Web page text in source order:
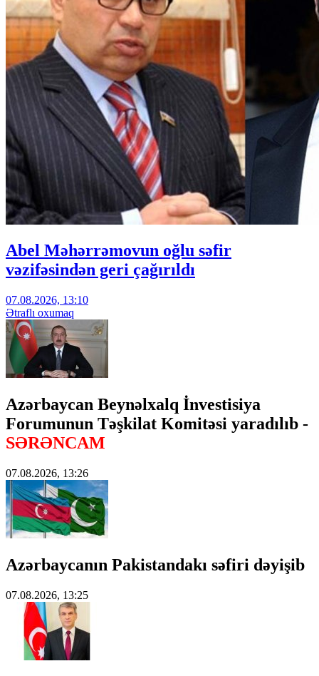
Abel Məhərrəmovun oğlu səfir
vəzifəsindən geri çağırıldı
07.08.2026, 13:10
Ətraflı oxumaq
Azərbaycan Beynəlxalq İnvestisiya
Forumunun Təşkilat Komitəsi yaradılıb -
SƏRƏNCAM
07.08.2026, 13:26
Azərbaycanın Pakistandakı səfiri dəyişib
07.08.2026, 13:25